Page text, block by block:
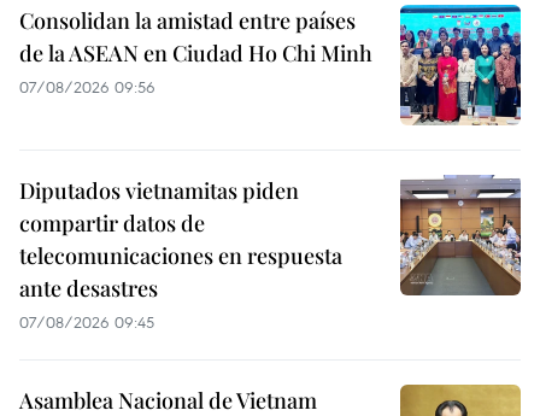
Consolidan la amistad entre países
de la ASEAN en Ciudad Ho Chi Minh
07/08/2026 09:56
Diputados vietnamitas piden
compartir datos de
telecomunicaciones en respuesta
ante desastres
07/08/2026 09:45
Asamblea Nacional de Vietnam